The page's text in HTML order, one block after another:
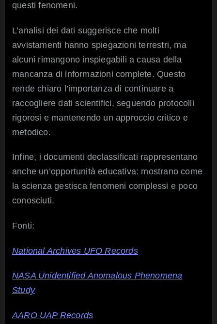
questi fenomeni.
L’analisi dei dati suggerisce che molti
avvistamenti hanno spiegazioni terrestri, ma
alcuni rimangono inspiegabili a causa della
mancanza di informazioni complete. Questo
rende chiaro l’importanza di continuare a
raccogliere dati scientifici, seguendo protocolli
rigorosi e mantenendo un approccio critico e
metodico.
Infine, i documenti declassificati rappresentano
anche un’opportunità educativa: mostrano come
la scienza gestisca fenomeni complessi e poco
conosciuti.
Fonti:
National Archives UFO Records
NASA Unidentified Anomalous Phenomena
Study
AARO UAP Records